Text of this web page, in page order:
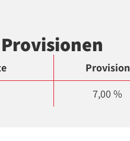
Provision
7,00 %